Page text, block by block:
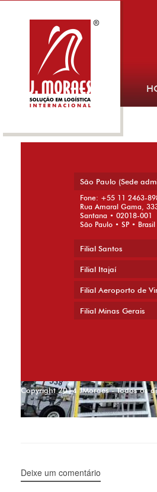
Deixe um comentário
São Paulo (Sede
Fone: +55 11 2463-
Rua Amaral Gama,
Santana • 02018-001
São Paulo • SP • Brasil
Filial Santos
Filial Itajaí
Filial Aeroporto de
Filial Minas Gerais
Copyright 2014 JMoraes - Todos os